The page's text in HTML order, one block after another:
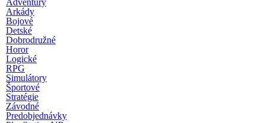
Adventury
Arkády
Bojové
Detské
Dobrodružné
Horor
Logické
RPG
Simulátory
Športové
Stratégie
Závodné
Predobjednávky